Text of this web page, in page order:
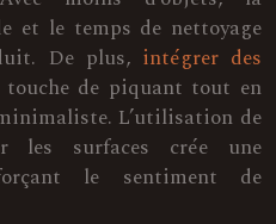
et le temps de nettoyage
De plus, intégrer des
touche de piquant tout en
L’utilisation de
les surfaces crée une
le sentiment de